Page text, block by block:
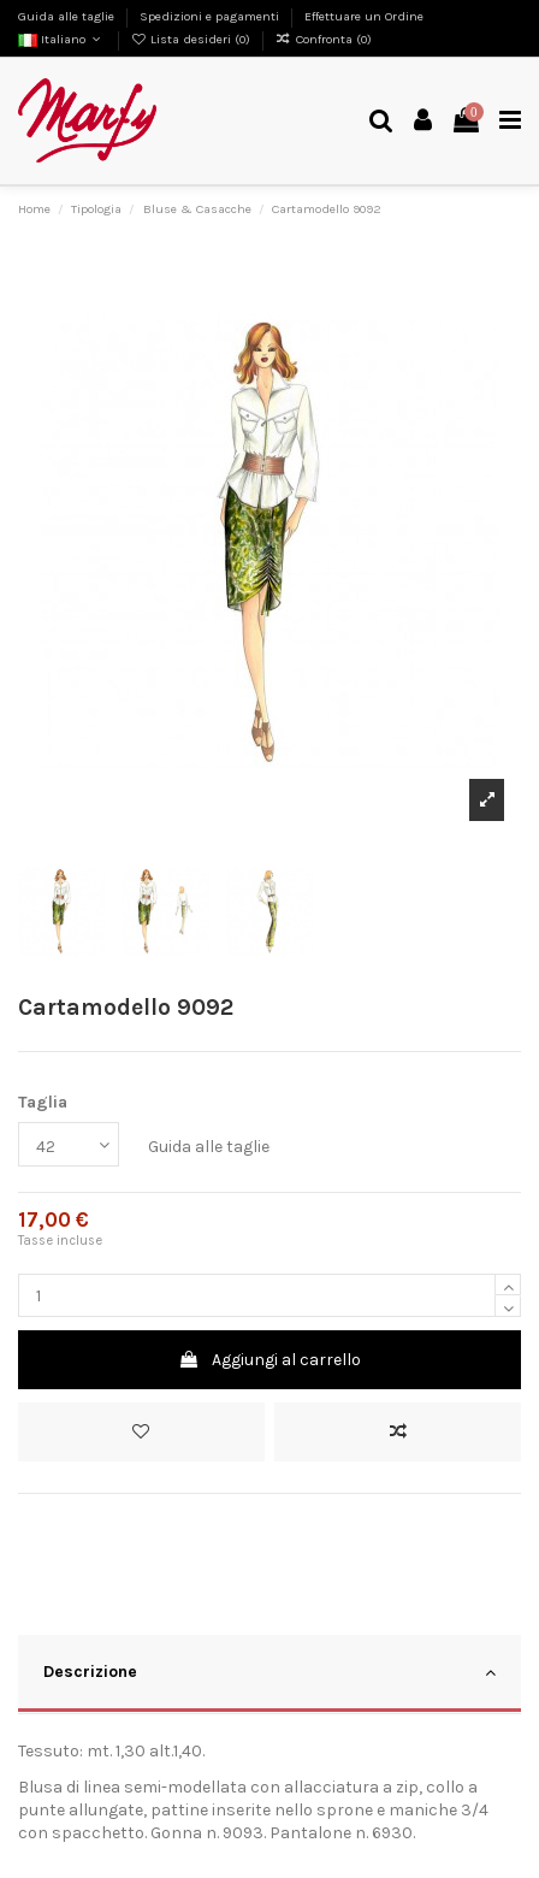
Guida alle taglie Spedizioni e pagamenti
Effettuare un Ordine
Italiano
Lista desideri (0) Confronta (0)
0
Home Tipologia Bluse & Casacche Cartamodello 9092
Cartamodello 9092
Taglia
Guida alle taglie
17,00 €
Tasse incluse
Aggiungi al carrello
Descrizione
Tessuto: mt. 1,30 alt.1,40.
Blusa di linea semi-modellata con allacciatura a zip, collo a
punte allungate, pattine inserite nello sprone e maniche 3/4
con spacchetto. Gonna n. 9093. Pantalone n. 6930.